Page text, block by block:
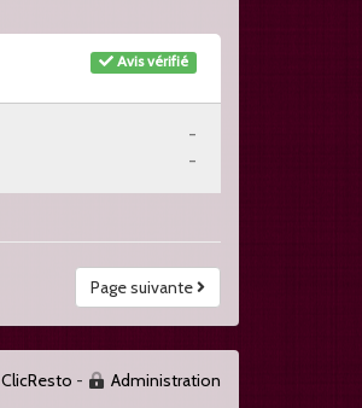
Avis vérifié
-
-
Page suivante
ClicResto - Administration